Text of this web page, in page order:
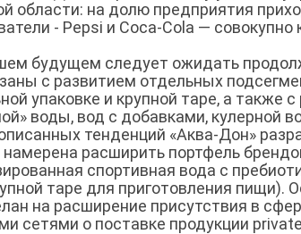
области: на долю предприятия
- Pepsi и Сoca-Cola — совокупно
будущем следует ожидать
с развитием отдельных
упаковке и крупной таре, а также
воды, вод с добавками, кулерной
тенденций «Аква-Дон»
расширить портфель
спортивная вода с
таре для приготовления
на расширение присутствия в
сетями о поставке продукции